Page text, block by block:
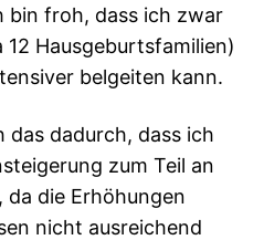
bin froh, dass ich zwar
Hausgeburtsfamilien)
belgeiten kann.
das dadurch, dass ich
zum Teil an
da die Erhöhungen
nicht ausreichend